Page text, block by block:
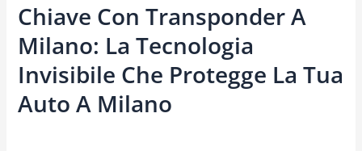
Chiave Con Transponder A
Milano: La Tecnologia
Invisibile Che Protegge La Tua
Auto A Milano